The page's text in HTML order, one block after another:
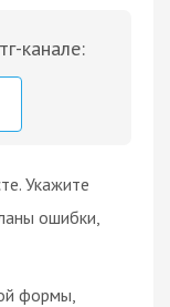
канале:
Укажите
ошибки,
формы,